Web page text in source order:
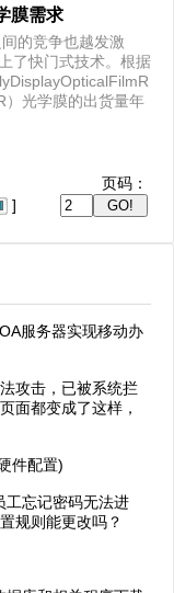
膜需求
的竞争也越发激
了快门式技术。根据
）光学膜的出货量年
]
页码：
服务器实现移动办
攻击，已被系统拦
面都变成了这样，
件配置)
工忘记密码无法进
规则能更改吗？